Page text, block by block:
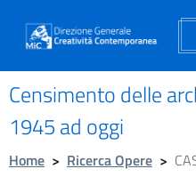
Censimento delle
1945 ad oggi
Home > Ricerca Opere >